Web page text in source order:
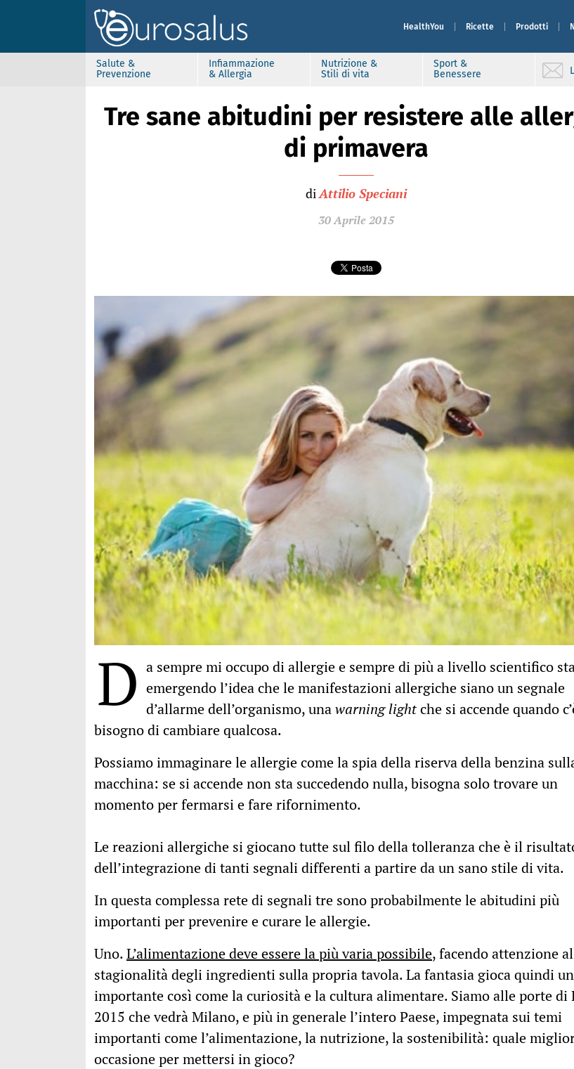
HealthYou Ricette Prodotti
Salute &
Prevenzione
Infiammazione
& Allergia
Nutrizione &
Stili di vita
Sport &
Benessere
Tre sane abitudini per resistere alle
di primavera
diAttilio Speciani
30 Aprile 2015
D a sempre mi occupo di allergie e sempre di più a livello scientifico
emergendo l’idea che le manifestazioni allergiche siano un segnale
d’allarme dell’organismo, unawarning lightche si accende quando
bisogno di cambiare qualcosa.
Possiamo immaginare le allergie come la spia della riserva della benzina
macchina: se si accende non sta succedendo nulla, bisogna solo trovare un
momento per fermarsi e fare rifornimento.
Le reazioni allergiche si giocano tutte sul filo della tolleranza che è il
dell’integrazione di tanti segnali differenti a partire da un sano stile di vita.
In questa complessa rete di segnali tre sono probabilmente le abitudini più
importanti per prevenire e curare le allergie.
Uno.L’alimentazione deve essere la più varia possibile, facendo attenzione
stagionalità degli ingredienti sulla propria tavola. La fantasia gioca quindi
importante così come la curiosità e la cultura alimentare. Siamo alle porte di
2015 che vedrà Milano, e più in generale l’intero Paese, impegnata sui temi
importanti come l’alimentazione, la nutrizione, la sostenibilità: quale
occasione per mettersi in gioco?